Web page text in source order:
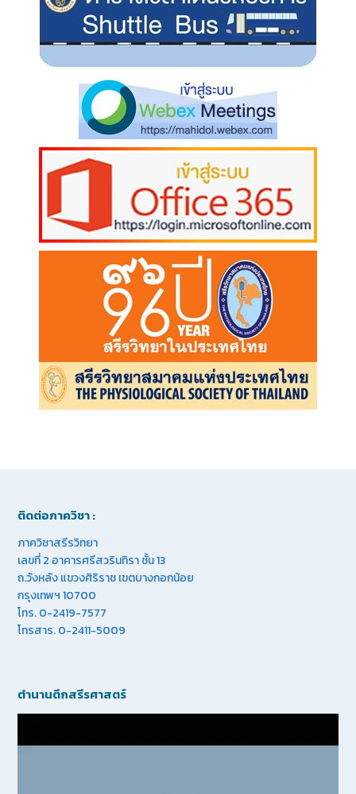
ติดต่อภาควิชา :
ภาควิชาสรีรวิทยา
เลขที่ 2 อาคารศรีสวรินทิรา ชั้น 13
ถ.วังหลัง แขวงศิริราช เขตบางกอกน้อย
กรุงเทพฯ 10700
โทร. 0-2419-7577
โทรสาร. 0-2411-5009
ตำนานตึกสรีรศาสตร์